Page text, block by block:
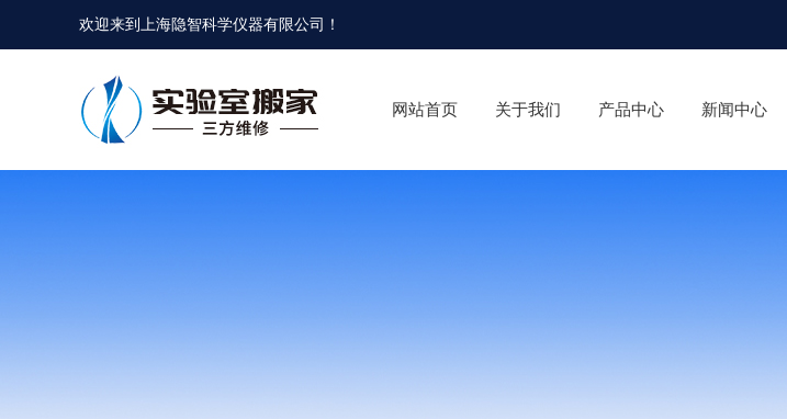
欢迎来到 上海隐智科学仪器有限公司 ！
网站首页 关于我们 产品中心 新闻中心